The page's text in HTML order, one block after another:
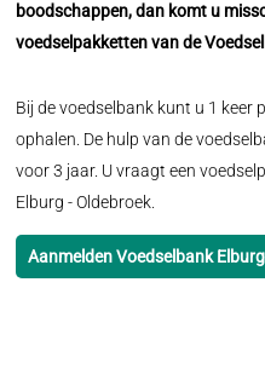
boodschappen, dan komt u
voedselpakketten van de
Bij de voedselbank kunt u 1 keer
ophalen. De hulp van de
voor 3 jaar. U vraagt een
Elburg - Oldebroek.
Aanmelden Voedselbank